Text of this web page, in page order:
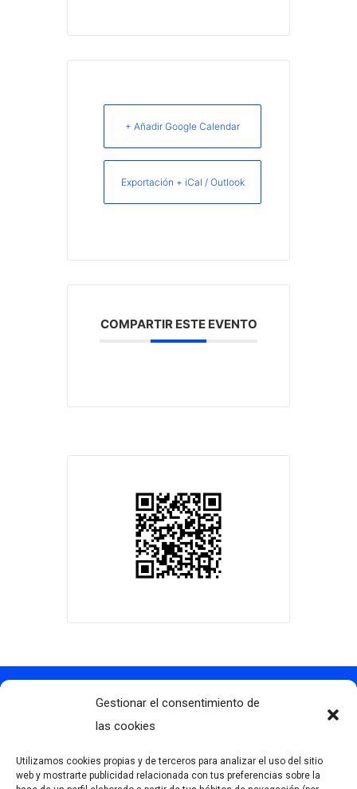
Gestionar el consentimiento de
las cookies
Utilizamos cookies propias y de terceros para analizar el uso del sitio
web y mostrarte publicidad relacionada con tus preferencias sobre la
+ Añadir Google Calendar
Exportación + iCal / Outlook
COMPARTIR ESTE EVENTO
Contacto
info@clubdegolflascaldas.com
681 163 108